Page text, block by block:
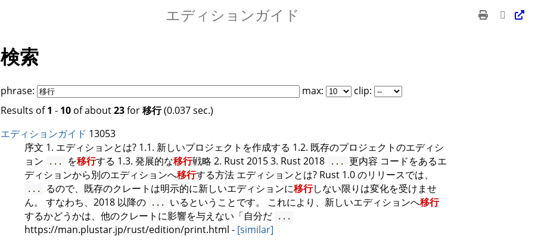
エディションガイド
検索
phrase: max:
clip:
Results of1 - 10 of about23for移行(0.037 sec.)
エディションガイド 13053
序文 1. エディションとは? 1.1. 新しいプロジェクトを作成する 1.2. 既存のプロジェクトのエディシ
ョン
... を移行する 1.3. 発展的な移行戦略 2. Rust 2015 3. Rust 2018 ...
更内容 コードをあるエ
ディションから別のエディションへ移行する方法 エディションとは? Rust 1.0 のリリースでは、
... るので、既存のクレートは明示的に新しいエディションに移行しない限りは変化を受けませ
ん。 すなわち、2018 以降の
... いるということです。 これにより、新しいエディションへ移行
するかどうかは、他のクレートに影響を与えない「自分だ
...
https://man.plustar.jp/rust/edition/print.html - [similar]